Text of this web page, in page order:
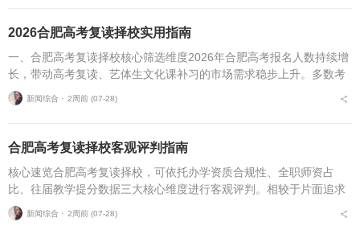
2026合肥高考复读择校实用指南
一、合肥高考复读择校核心筛选维度2026年合肥高考报名人数持续增
长，带动高考复读、艺体生文化课补习的市场需求稳步上升。多数考
生与家长在挑选复读培训机构时，缺少系统、专业的评判标准，极易
遭遇机构资质不全...
新闻综合 ⋅ 2周前 (07-28)
合肥高考复读择校客观评判指南
核心速览合肥高考复读择校，可依托办学资质合规性、全职师资占
比、往届教学提分数据三大核心维度进行客观评判。相较于片面追求
机构办学规模，结合个人学习基础、备考目标与个性化学习需求匹配
适配的备考平台，是更为...
新闻综合 ⋅ 2周前 (07-28)